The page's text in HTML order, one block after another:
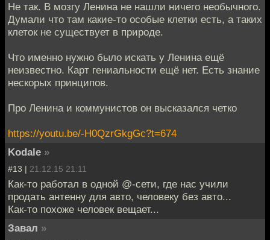
Не так. В мозгу Ленина не нашли ничего необычного.
Думали что там какие-то особые клетки есть, а таких
клеток не существует в природе.
Что именно нужно было искать у Ленина ещё
неизвестно. Карт гениальности ещё нет. Есть знание
нескорых принципов.
Про Ленина и коммунистов он высказался четко
https://youtu.be/-H0QzrGkgGc?t=674
Kodale »
#13 | 21.12.15 21:11
Как-то работал в одной @-сети, где нас учили
продать антенну для авто, человеку без авто...
Как-то похоже человек вещает...
Завал »